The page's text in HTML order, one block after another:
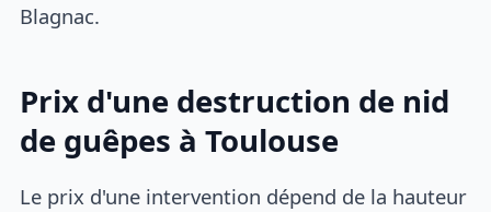
Blagnac.
Prix d'une destruction de nid
de guêpes à Toulouse
Le prix d'une intervention dépend de la hauteur